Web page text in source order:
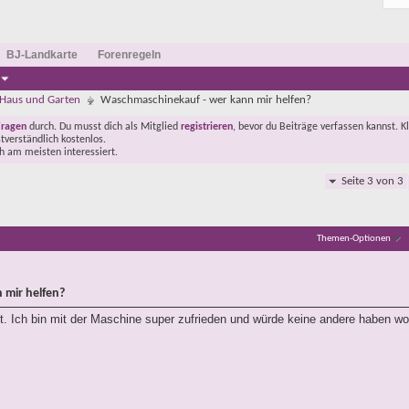
BJ-Landkarte Forenregeln
und Garten Waschmaschinekauf - wer kann mir helfen?
durch. Du musst dich als Mitglied registrieren, bevor du Beiträge verfassen kannst.
kostenlos.
am meisten interessiert.
Seite 3 von 3
Themen-Optionen
mir helfen?
Ich bin mit der Maschine super zufrieden und würde keine andere haben